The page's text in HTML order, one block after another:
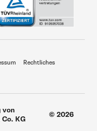
von
KG
© 2026
Rechtliches